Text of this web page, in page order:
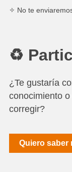
✧ No te
♻
¿Te gustaría
conocimiento
corregir?
Quiero saber